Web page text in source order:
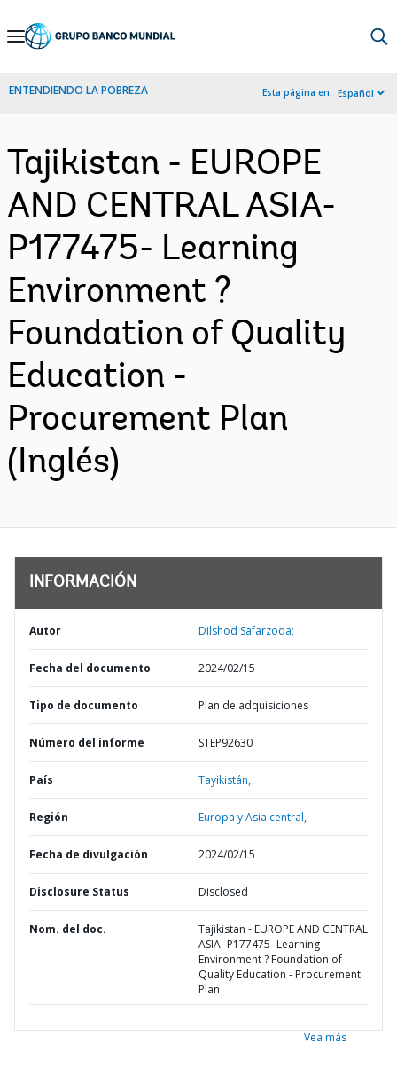
Skip
Navigation
ENTENDIENDO LA POBREZA Esta página en: Español
Tajikistan - EUROPE
AND CENTRAL ASIA-
P177475- Learning
Environment ?
Foundation of Quality
Education -
Procurement Plan
(Inglés)
INFORMACIÓN
Autor Dilshod Safarzoda;
Fecha del documento 2024/02/15
Tipo de documento Plan de adquisiciones
Número del informe STEP92630
País Tayikistán,
Región Europa y Asia central,
Fecha de divulgación 2024/02/15
Disclosure Status Disclosed
Nom. del doc.
Tajikistan - EUROPE AND CENTRAL
ASIA- P177475- Learning
Environment ? Foundation of
Quality Education - Procurement
Plan
Vea más